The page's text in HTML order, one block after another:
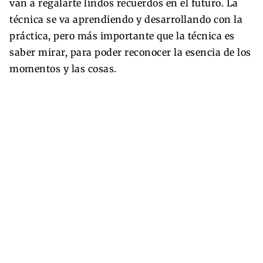
van a regalarte lindos recuerdos en el futuro. La
técnica se va aprendiendo y desarrollando con la
práctica, pero más importante que la técnica es
saber mirar, para poder reconocer la esencia de los
momentos y las cosas.